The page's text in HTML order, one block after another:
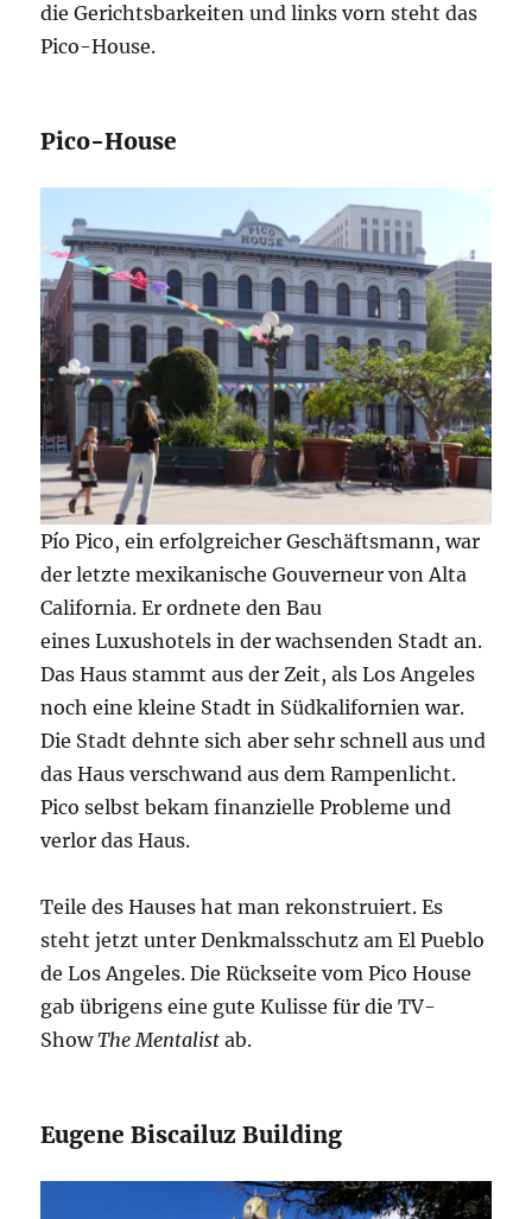
die Gerichtsbarkeiten und links vorn steht das
Pico-House.
Pico-House
Pío Pico, ein erfolgreicher Geschäftsmann, war
der letzte mexikanische Gouverneur von Alta
California. Er ordnete den Bau
eines Luxushotels in der wachsenden Stadt an.
Das Haus stammt aus der Zeit, als Los Angeles
noch eine kleine Stadt in Südkalifornien war.
Die Stadt dehnte sich aber sehr schnell aus und
das Haus verschwand aus dem Rampenlicht.
Pico selbst bekam finanzielle Probleme und
verlor das Haus.
Teile des Hauses hat man rekonstruiert. Es
steht jetzt unter Denkmalsschutz am El Pueblo
de Los Angeles. Die Rückseite vom Pico House
gab übrigens eine gute Kulisse für die TV-
ShowThe Mentalist ab.
Eugene Biscailuz Building